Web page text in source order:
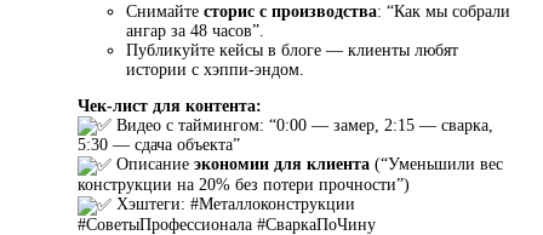
Снимайте сторис с производства: “Как мы собрали
ангар за 48 часов”.
Публикуйте кейсы в блоге — клиенты любят
истории с хэппи-эндом.
Чек-лист для контента:
Видео с таймингом: “0:00 — замер, 2:15 — сварка,
5:30 — сдача объекта”
Описание экономии для клиента (“Уменьшили вес
конструкции на 20% без потери прочности”)
Хэштеги: #Металлоконструкции
#СоветыПрофессионала #СваркаПоЧину